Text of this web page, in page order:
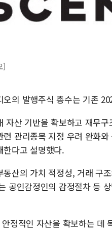
]
의 발행주식 총수는 기존
자산 기반을 확보하고 재무
관리종목 지정 우려 완화
한다고 설명했다.
산의 가치 적정성, 거래 구
공인감정인의 감정절차 등
정적인 자산을 확보하는 데